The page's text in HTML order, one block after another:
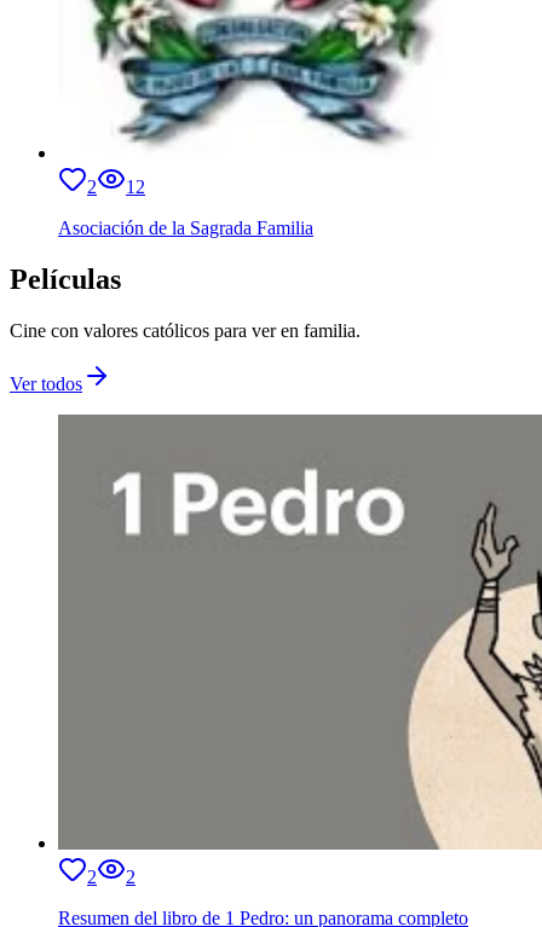
2
12
Asociación de la Sagrada Familia
Películas
Cine con valores católicos para ver en familia.
Ver todos
2
2
Resumen del libro de 1 Pedro: un panorama completo